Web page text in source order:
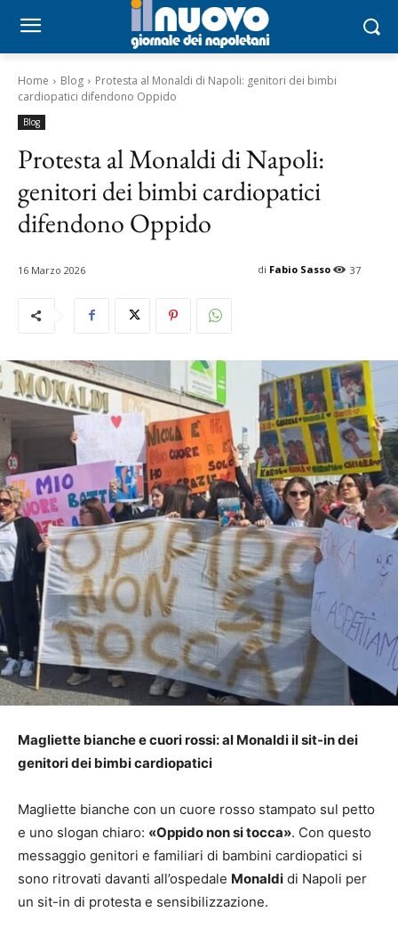
Home Blog
Protesta al Monaldi di Napoli: genitori dei bimbi
cardiopatici difendono Oppido
Blog
Protesta al Monaldi di Napoli:
genitori dei bimbi cardiopatici
difendono Oppido
16 Marzo 2026 37
di Fabio Sasso
Magliette bianche e cuori rossi: al Monaldi il sit-in dei
genitori dei bimbi cardiopatici
Magliette bianche con un cuore rosso stampato sul petto
e uno slogan chiaro: «Oppido non si tocca». Con questo
messaggio genitori e familiari di bambini cardiopatici si
sono ritrovati davanti all’ospedale Monaldi di Napoli per
un sit-in di protesta e sensibilizzazione.